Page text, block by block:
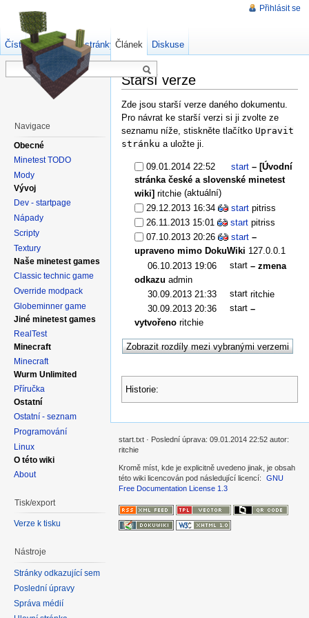
Starší verze
Zde jsou starší verze daného dokumentu.
Pro návrat ke starší verzi si ji zvolte ze
seznamu níže, stiskněte tlačítko Upravit
stránku a uložte ji.
09.01.2014 22:52 start – [Úvodní
stránka české a slovenské minetest
wiki]ritchie (aktuální)
29.12.2013 16:34
start pitriss
26.11.2013 15:01
start pitriss
07.10.2013 20:26
start –
upraveno mimo DokuWiki 127.0.0.1
06.10.2013 19:06
start – zmena
odkazu admin
30.09.2013 21:33
start ritchie
30.09.2013 20:36
start –
vytvořeno ritchie
Historie:
Přihlásit se
Článek Diskuse
Číst Zdrojový kód stránky Starší verze
Navigace
Obecné
Minetest TODO
Mody
Vývoj
Dev - startpage
Nápady
Scripty
Textury
Naše minetest games
Classic technic game
Override modpack
Globeminner game
Jiné minetest games
RealTest
Minecraft
Minecraft
Wurm Unlimited
Příručka
Ostatní
Ostatní - seznam
Programování
Linux
O této wiki
About
Tisk/export
Verze k tisku
Nástroje
Stránky odkazující sem
Poslední úpravy
Správa médií
start.txt · Poslední úprava: 09.01.2014 22:52 autor:
ritchie
Kromě míst, kde je explicitně uvedeno jinak, je obsah
této wiki licencován pod následující licencí:
GNU
Free Documentation License 1.3